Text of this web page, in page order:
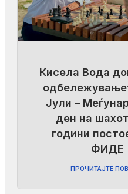
Кисела Вода
Јули –
ден на
години
ФИДЕ
ПРОЧИТАЈТЕ